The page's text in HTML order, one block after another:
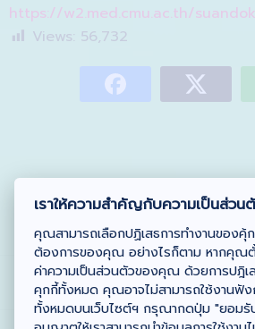
https://w2.med.cmu.ac.th/
Views: 56,732
เราให้ความสำคัญกับความเป็นส่ว
คุณสามารถเลือกปฏิเสธการทำงานของคุ้
ต้องการของคุณ อย่างไรก็ตาม หากคุณตั้
ค่าความเป็นส่วนตัวของคุณ ด้วยการปฎิเ
คุกกี้ทั้งหมด คุณอาจไม่สามารถใช้งานฟั
ทั้งหมดบนเว็บไซต์ฯ กรุณากดปุ่ม "ยอม